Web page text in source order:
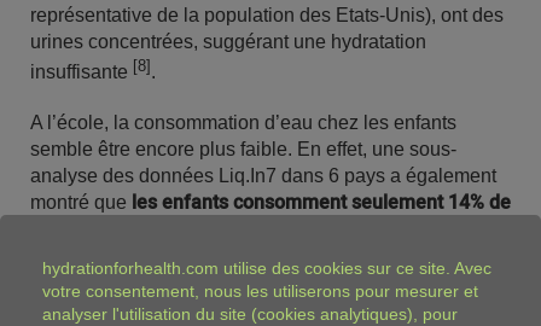
représentative de la population des Etats-Unis), ont des
urines concentrées, suggérant une hydratation
insuffisante [8].
A l’école, la consommation d’eau chez les enfants
semble être encore plus faible. En effet, une sous-
analyse des données Liq.In7 dans 6 pays a également
montré que les enfants consomment seulement 14% de
alors qu’ils y passent une grande partie de leur journée
et ont besoin d’utiliser leur cerveau. En France, ce
chiffre est même encore plus inquiétant puisque que
hydrationforhealth.com utilise des cookies sur ce site. Avec
votre consentement, nous les utiliserons pour mesurer et
analyser l'utilisation du site (cookies analytiques), pour